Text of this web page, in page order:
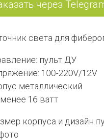
через
света для
пульт ДУ
100-220V/12V
металлический
16 ватт
корпуса и дизайн